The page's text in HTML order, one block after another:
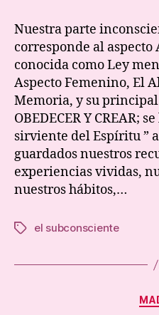
Nuestra parte
corresponde al aspecto
conocida como Ley
Aspecto Femenino, El
Memoria, y su
OBEDECER Y CREAR;
sirviente del Espíritu ”
guardados nuestros
experiencias vividas,
nuestros hábitos,…
Tagsel subconsciente